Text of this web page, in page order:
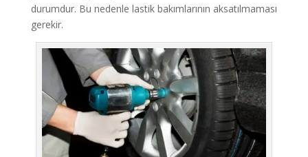
durumdur. Bu nedenle lastik bakımlarının aksatılmaması
gerekir.